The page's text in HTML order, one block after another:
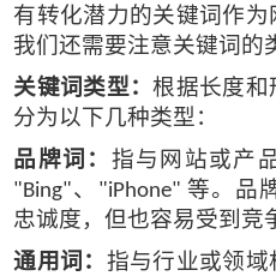
有转化潜力的关键词作为
我们还需要注意关键词的
关键词类型：根据长度和
分为以下几种类型：
品牌词： 指与网站或产
"Bing"、 "iPhone" 等。品
忠诚度，但也容易受到竞
通用词： 指与行业或领